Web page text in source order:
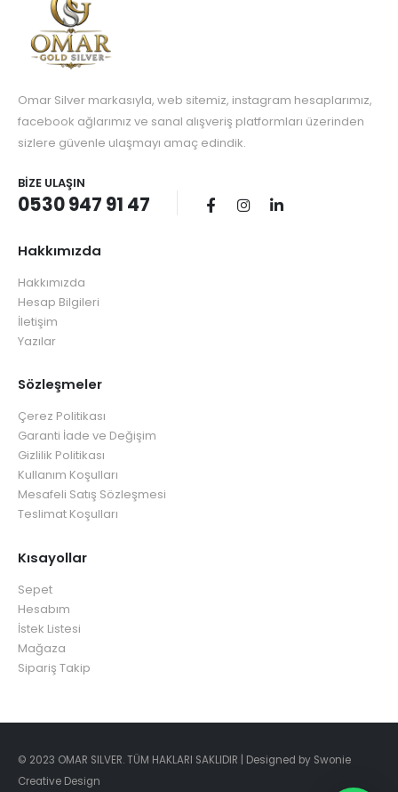
Omar Silver markasıyla, web sitemiz, instagram hesaplarımız,
facebook ağlarımız ve sanal alışveriş platformları üzerinden
sizlere güvenle ulaşmayı amaç edindik.
BIZE ULAŞIN
0530 947 91 47
Hakkımızda
Hakkımızda
Hesap Bilgileri
İletişim
Yazılar
Sözleşmeler
Çerez Politikası
Garanti İade ve Değişim
Gizlilik Politikası
Kullanım Koşulları
Mesafeli Satış Sözleşmesi
Teslimat Koşulları
Kısayollar
Sepet
Hesabım
İstek Listesi
Mağaza
Sipariş Takip
© 2023 OMAR SILVER. TÜM HAKLARI SAKLIDIR | Designed by Swonie
Creative Design